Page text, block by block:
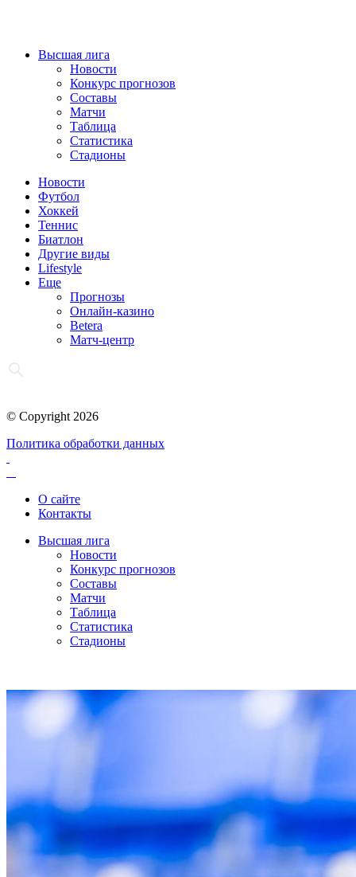
Высшая лига
Новости
Конкурс прогнозов
Составы
Матчи
Таблица
Статистика
Стадионы
Новости
Футбол
Хоккей
Теннис
Биатлон
Другие виды
Lifestyle
Еще
Прогнозы
Онлайн-казино
Betera
Матч-центр
© Copyright 2026
Политика обработки данных
О сайте
Контакты
Высшая лига
Новости
Конкурс прогнозов
Составы
Матчи
Таблица
Статистика
Стадионы